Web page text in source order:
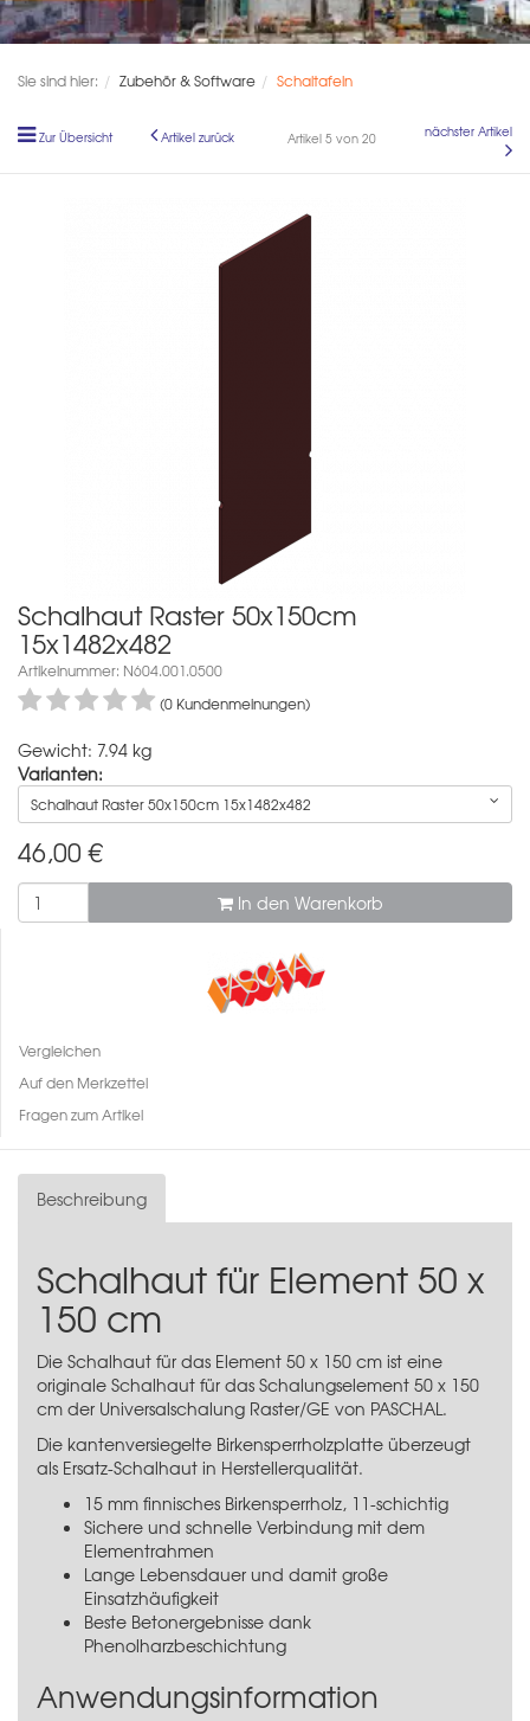
Sie sind hier: Zubehör & Software Schaltafeln
Zur Übersicht Artikel zurück Artikel 5 von 20 nächster Artikel
Schalhaut Raster 50x150cm
15x1482x482
Artikelnummer: N604.001.0500
(0 Kundenmeinungen)
Gewicht: 7.94 kg
Varianten:
Schalhaut Raster 50x150cm 15x1482x482
46,00 €
In den Warenkorb
Vergleichen
Auf den Merkzettel
Fragen zum Artikel
Beschreibung
Schalhaut für Element 50 x
150 cm
Die Schalhaut für das Element 50 x 150 cm ist eine
originale Schalhaut für das Schalungselement 50 x 150
cm der Universalschalung Raster/GE von PASCHAL.
Die kantenversiegelte Birkensperrholzplatte überzeugt
als Ersatz-Schalhaut in Herstellerqualität.
15 mm finnisches Birkensperrholz, 11-schichtig
Sichere und schnelle Verbindung mit dem
Elementrahmen
Lange Lebensdauer und damit große
Einsatzhäufigkeit
Beste Betonergebnisse dank
Phenolharzbeschichtung
Anwendungsinformation